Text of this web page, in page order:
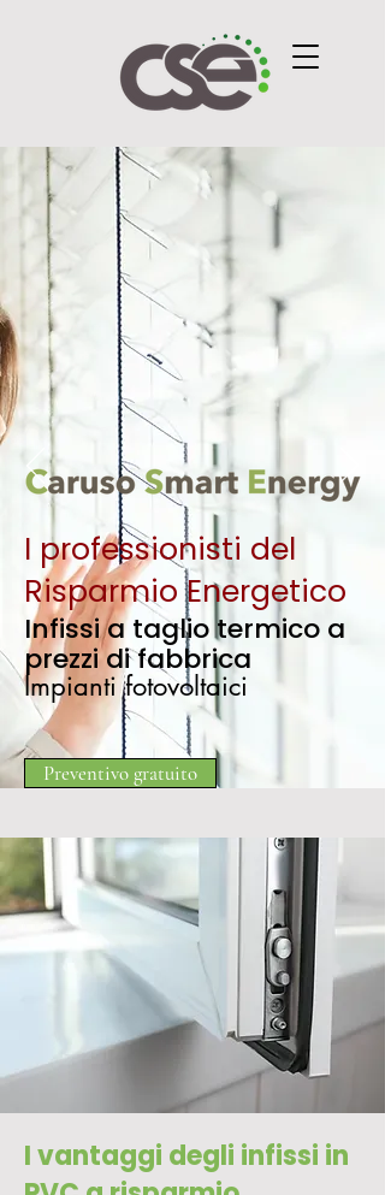
I professionisti del
Risparmio Energetico
Infissi a taglio termico a
prezzi di fabbrica
Preventivo gratuito
Impianti fotovoltaici
I vantaggi degli infissi in